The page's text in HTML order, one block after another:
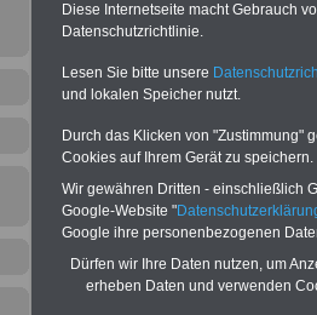
Meldung
Schule
22,50 Euro: Wissenswertes für
und Beamte,
Diese Internetseite macht Gebrauch
Datenschutzrichtlinie.
Lesen Sie bitte unsere
und lokalen Speicher nutzt.
Durch das Klicken von "Zustimmung"
Cookies auf Ihrem Gerät zu speichern.
Wir gewähren Dritten - einschließlich
Google-Website "
Google ihre personenbezogenen
Dürfen wir Ihre Daten nutzen, um
erheben Daten und verwenden